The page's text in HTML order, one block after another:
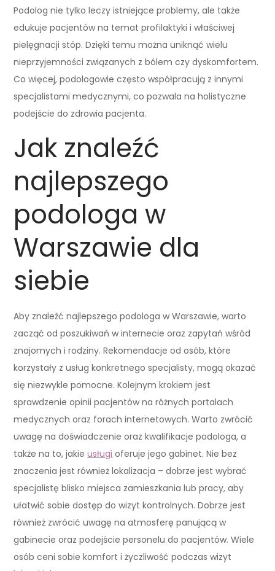
Podolog nie tylko leczy istniejące problemy, ale także
edukuje pacjentów na temat profilaktyki i właściwej
pielęgnacji stóp. Dzięki temu można uniknąć wielu
nieprzyjemności związanych z bólem czy dyskomfortem.
Co więcej, podologowie często współpracują z innymi
specjalistami medycznymi, co pozwala na holistyczne
podejście do zdrowia pacjenta.
Jak znaleźć
najlepszego
podologa w
Warszawie dla
siebie
Aby znaleźć najlepszego podologa w Warszawie, warto
zacząć od poszukiwań w internecie oraz zapytań wśród
znajomych i rodziny. Rekomendacje od osób, które
korzystały z usług konkretnego specjalisty, mogą okazać
się niezwykle pomocne. Kolejnym krokiem jest
sprawdzenie opinii pacjentów na różnych portalach
medycznych oraz forach internetowych. Warto zwrócić
uwagę na doświadczenie oraz kwalifikacje podologa, a
także na to, jakieusługi oferuje jego gabinet. Nie bez
znaczenia jest również lokalizacja – dobrze jest wybrać
specjalistę blisko miejsca zamieszkania lub pracy, aby
ułatwić sobie dostęp do wizyt kontrolnych. Dobrze jest
również zwrócić uwagę na atmosferę panującą w
gabinecie oraz podejście personelu do pacjentów. Wiele
osób ceni sobie komfort i życzliwość podczas wizyt